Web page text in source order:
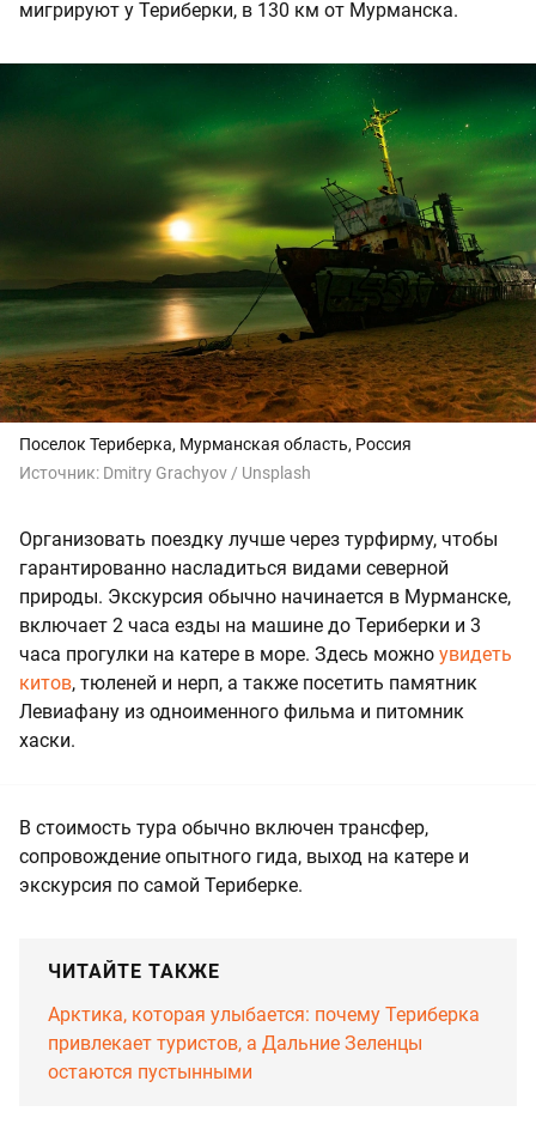
мигрируют у Териберки, в 130 км от Мурманска.
Поселок Териберка, Мурманская область, Россия
Источник: Dmitry Grachyov / Unsplash
Организовать поездку лучше через турфирму, чтобы
гарантированно насладиться видами северной
природы. Экскурсия обычно начинается в Мурманске,
включает 2 часа езды на машине до Териберки и 3
часа прогулки на катере в море. Здесь можно увидеть
китов, тюленей и нерп, а также посетить памятник
Левиафану из одноименного фильма и питомник
хаски.
В стоимость тура обычно включен трансфер,
сопровождение опытного гида, выход на катере и
экскурсия по самой Териберке.
ЧИТАЙТЕ ТАКЖЕ
Арктика, которая улыбается: почему Териберка
привлекает туристов, а Дальние Зеленцы
остаются пустынными